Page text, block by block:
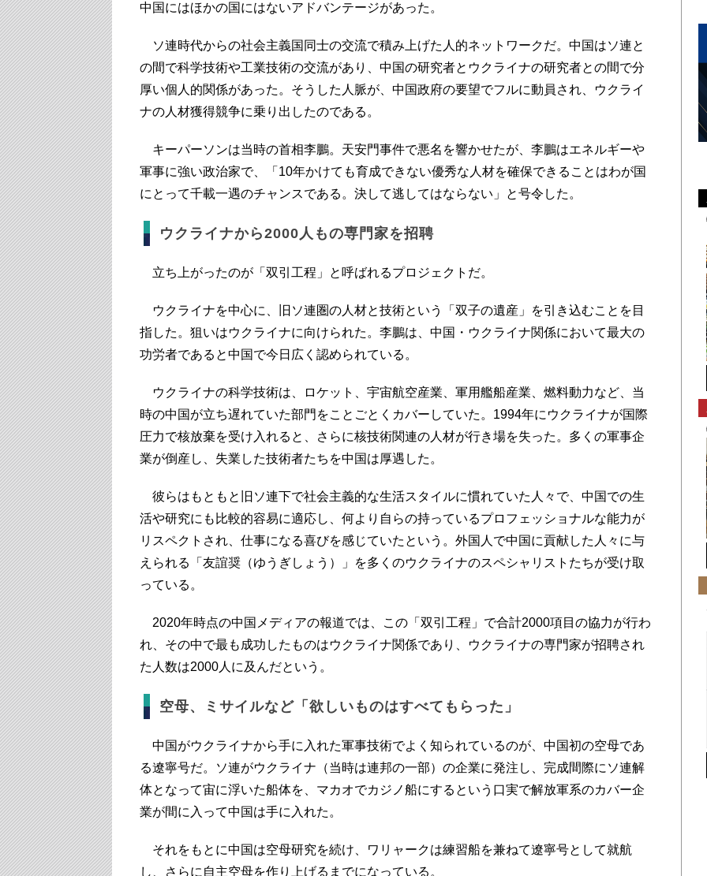
中国にはほかの国にはないアドバンテージがあった。
ソ連時代からの社会主義国同士の交流で積み上げた人的ネットワークだ。中国はソ連と
の間で科学技術や工業技術の交流があり、中国の研究者とウクライナの研究者との間で分
厚い個人的関係があった。そうした人脈が、中国政府の要望でフルに動員され、ウクライ
ナの人材獲得競争に乗り出したのである。
キーパーソンは当時の首相李鵬。天安門事件で悪名を響かせたが、李鵬はエネルギーや
軍事に強い政治家で、「10年かけても育成できない優秀な人材を確保できることはわが国
にとって千載一遇のチャンスである。決して逃してはならない」と号令した。
ウクライナから2000人もの専門家を招聘
立ち上がったのが「双引工程」と呼ばれるプロジェクトだ。
ウクライナを中心に、旧ソ連圏の人材と技術という「双子の遺産」を引き込むことを目
指した。狙いはウクライナに向けられた。李鵬は、中国・ウクライナ関係において最大の
功労者であると中国で今日広く認められている。
ウクライナの科学技術は、ロケット、宇宙航空産業、軍用艦船産業、燃料動力など、当
時の中国が立ち遅れていた部門をことごとくカバーしていた。1994年にウクライナが国際
圧力で核放棄を受け入れると、さらに核技術関連の人材が行き場を失った。多くの軍事企
業が倒産し、失業した技術者たちを中国は厚遇した。
彼らはもともと旧ソ連下で社会主義的な生活スタイルに慣れていた人々で、中国での生
活や研究にも比較的容易に適応し、何より自らの持っているプロフェッショナルな能力が
リスペクトされ、仕事になる喜びを感じていたという。外国人で中国に貢献した人々に与
えられる「友誼奨（ゆうぎしょう）」を多くのウクライナのスペシャリストたちが受け取
っている。
2020年時点の中国メディアの報道では、この「双引工程」で合計2000項目の協力が行わ
れ、その中で最も成功したものはウクライナ関係であり、ウクライナの専門家が招聘され
た人数は2000人に及んだという。
空母、ミサイルなど「欲しいものはすべてもらった」
中国がウクライナから手に入れた軍事技術でよく知られているのが、中国初の空母であ
る遼寧号だ。ソ連がウクライナ（当時は連邦の一部）の企業に発注し、完成間際にソ連解
体となって宙に浮いた船体を、マカオでカジノ船にするという口実で解放軍系のカバー企
業が間に入って中国は手に入れた。
それをもとに中国は空母研究を続け、ワリャークは練習船を兼ねて遼寧号として就航
し、さらに自主空母を作り上げるまでになっている。